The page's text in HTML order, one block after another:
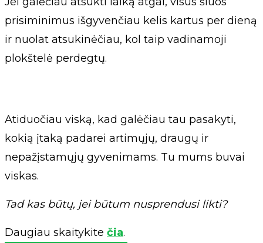
prisiminimus išgyvenčiau kelis kartus per dieną
ir nuolat atsukinėčiau, kol taip vadinamoji
plokštelė perdegtų.
Atiduočiau viską, kad galėčiau tau pasakyti,
kokią įtaką padarei artimųjų, draugų ir
nepažįstamųjų gyvenimams. Tu mums buvai
viskas.
Tad kas būtų, jei būtum nusprendusi likti?
Daugiau skaitykite čia.